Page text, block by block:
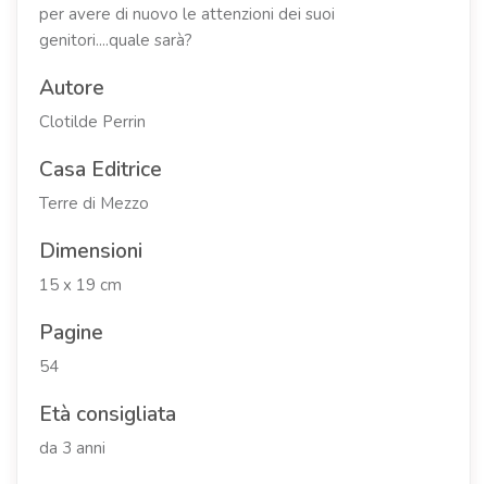
per avere di nuovo le attenzioni dei suoi
genitori....quale sarà?
Autore
Clotilde Perrin
Casa Editrice
Terre di Mezzo
Dimensioni
15 x 19 cm
Pagine
54
Età consigliata
da 3 anni